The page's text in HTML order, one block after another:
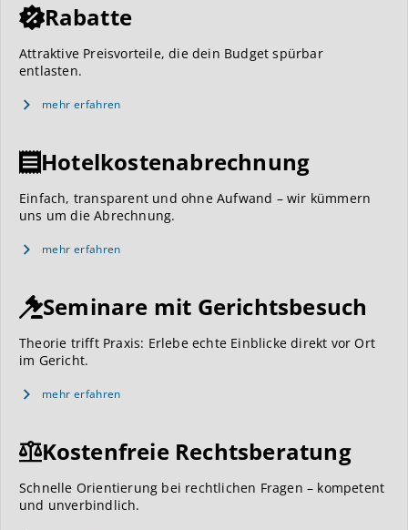
Rabatte
Attraktive Preisvorteile, die dein Budget spürbar
entlasten.
mehr erfahren
Hotelkostenabrechnung
Einfach, transparent und ohne Aufwand – wir kümmern
uns um die Abrechnung.
mehr erfahren
Seminare mit Gerichtsbesuch
Theorie trifft Praxis: Erlebe echte Einblicke direkt vor Ort
im Gericht.
mehr erfahren
Kostenfreie Rechtsberatung
Schnelle Orientierung bei rechtlichen Fragen – kompetent
und unverbindlich.